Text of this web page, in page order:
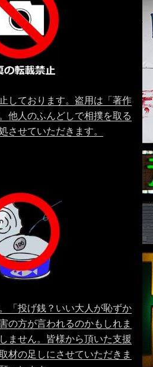
しております。盗用は「著作
他人のふんどしで相撲を取る
させていただきます。
「投げ銭？いい大人が恥ずか
の方が言われるのかもしれま
ません。皆様から頂いた支援
材の足しにさせていただきま